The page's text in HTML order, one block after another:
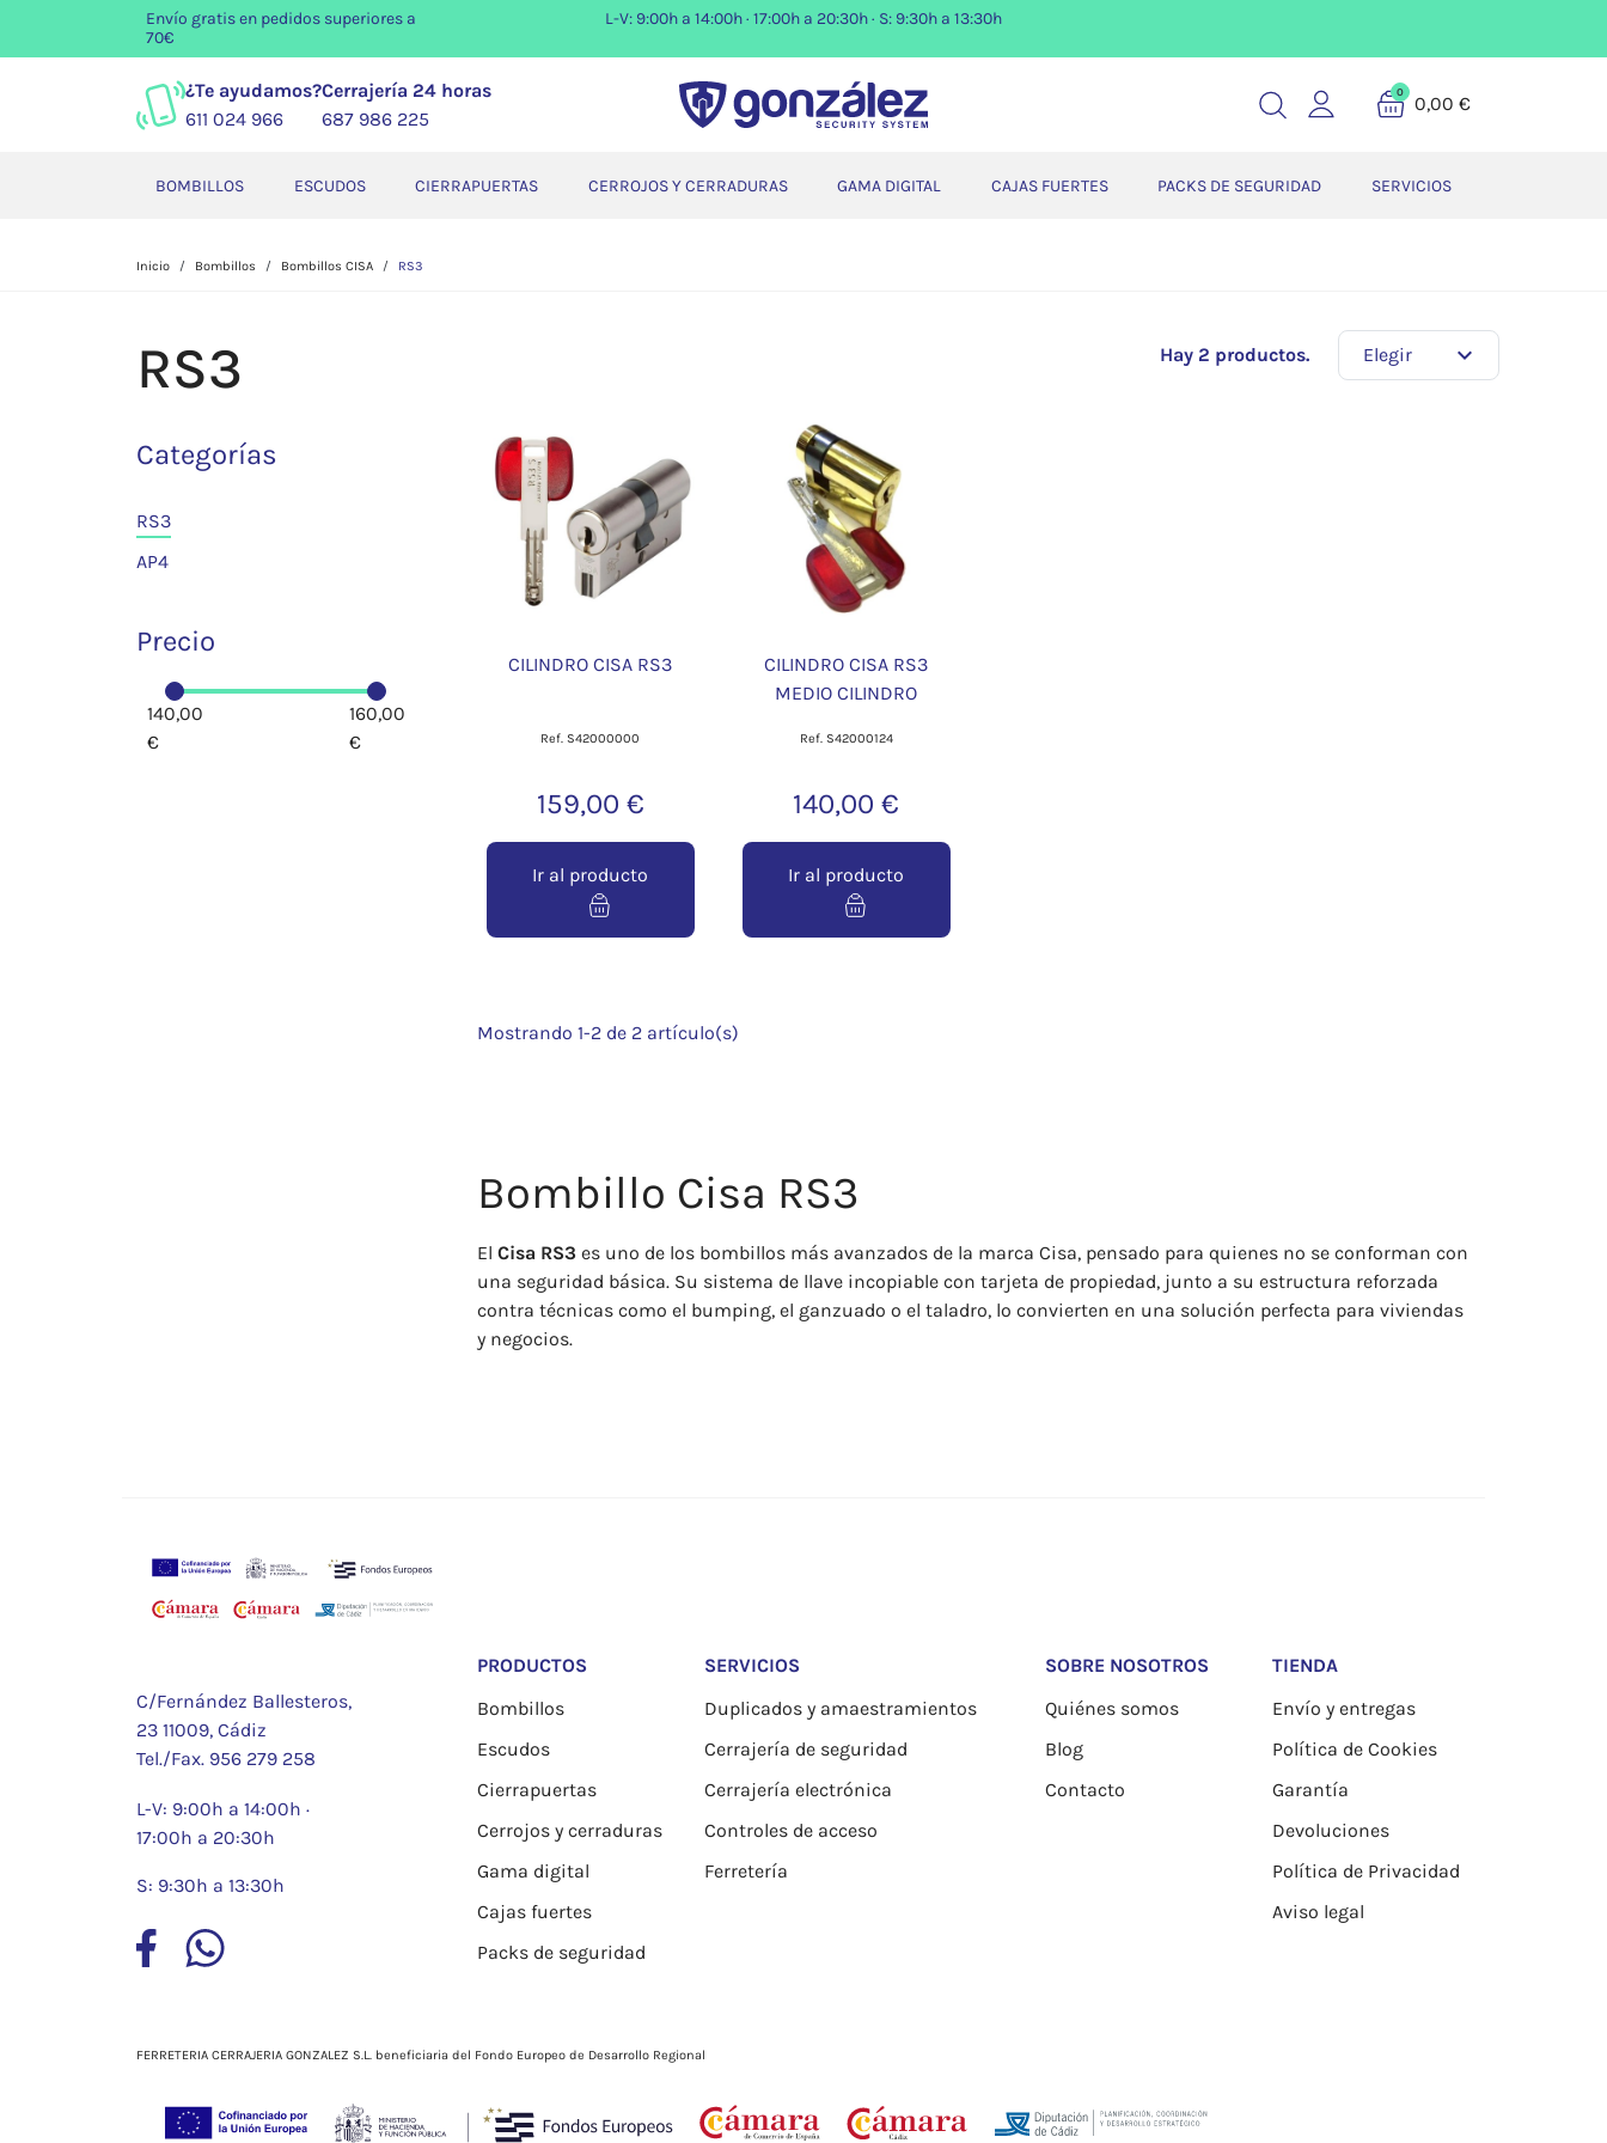
Envío gratisen pedidos superiores a
70€
L-V: 9:00h a 14:00h · 17:00h a 20:30h · S: 9:30h a 13:30h
¿Te ayudamos?
611 024 966
Cerrajería 24 horas
687 986 225
0 0,00 €
BOMBILLOS ESCUDOS CIERRAPUERTAS CERROJOS Y CERRADURAS GAMA DIGITAL CAJAS FUERTES PACKS DE SEGURIDAD SERVICIOS
Inicio Bombillos Bombillos CISA RS3
RS3
Categorías
RS3
AP4
Precio
140,00
€
160,00
€
Hay 2 productos. Elegir expand_more
CILINDRO CISA RS3
Ref. S42000000
159,00 €
Ir al producto
CILINDRO CISA RS3
MEDIO CILINDRO
Ref. S42000124
140,00 €
Ir al producto
Mostrando 1-2 de 2 artículo(s)
Bombillo Cisa RS3
El Cisa RS3 es uno de los bombillos más avanzados de la marca Cisa, pensado para quienes no se conforman con
una seguridad básica. Su sistema de llave incopiable con tarjeta de propiedad, junto a su estructura reforzada
contra técnicas como el bumping, el ganzuado o el taladro, lo convierten en una solución perfecta para viviendas
y negocios.
C/Fernández Ballesteros,
23 11009, Cádiz
Tel./Fax. 956 279 258
L-V: 9:00h a 14:00h ·
17:00h a 20:30h
S: 9:30h a 13:30h
PRODUCTOS
Bombillos
Escudos
Cierrapuertas
Cerrojos y cerraduras
Gama digital
Cajas fuertes
Packs de seguridad
SERVICIOS
Duplicados y amaestramientos
Cerrajería de seguridad
Cerrajería electrónica
Controles de acceso
Ferretería
SOBRE NOSOTROS
Quiénes somos
Blog
Contacto
TIENDA
Envío y entregas
Política de Cookies
Garantía
Devoluciones
Política de Privacidad
Aviso legal
FERRETERIA CERRAJERIA GONZALEZ S.L. beneficiaria del Fondo Europeo de Desarrollo Regional